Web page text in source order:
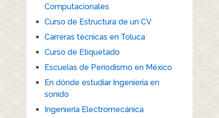
Computacionales
Curso de Estructura de un CV
Carreras técnicas en Toluca
Curso de Etiquetado
Escuelas de Periodismo en México
En dónde estudiar Ingeniería en
sonido
Ingeniería Electromecánica